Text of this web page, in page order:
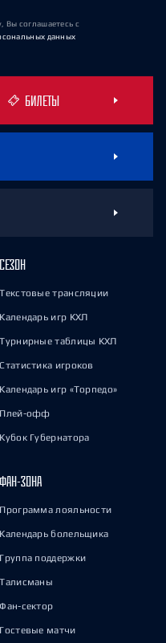
Вы соглашаетесь с
данных
БИЛЕТЫ
СЕЗОН
Текстовые трансляции
Календарь игр КХЛ
Турнирные таблицы КХЛ
Статистика игроков
Календарь игр «Торпедо»
Плей-офф
Кубок Губернатора
ФАН-ЗОНА
Программа лояльности
Календарь болельщика
Группа поддержки
Талисманы
Фан-сектор
Гостевые матчи